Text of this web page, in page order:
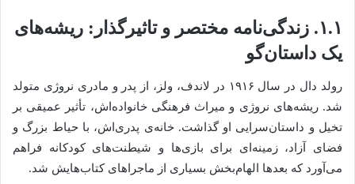
۱.۱. زندگی‌نامه مختصر و تاثیرگذار: ریشه‌های
یک داستان‌گو
رولد دال در سال ۱۹۱۶ در لاندف، ولز، از پدر و مادری نروژی متولد
شد. ریشه‌های نروژی و میراث فرهنگی خانواده‌اش، تأثیر عمیقی بر
تخیل و داستان‌سرایی او گذاشت. خانه‌ی پدری‌اش، با حیاط بزرگ و
فضای آزاد، زمینه‌ای برای بازی‌ها و شیطنت‌های کودکانه فراهم
می‌آورد که بعدها الهام‌بخش بسیاری از ماجراهای کتاب‌هایش شد.